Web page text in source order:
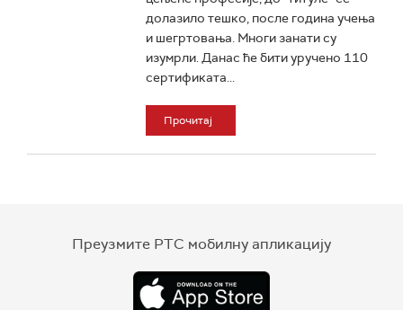
долазило тешко, после година учења
и шегртовања. Многи занати су
изумрли. Данас ће бити уручено 110
сертификата...
Прочитај
Преузмите РТС мобилну апликацију